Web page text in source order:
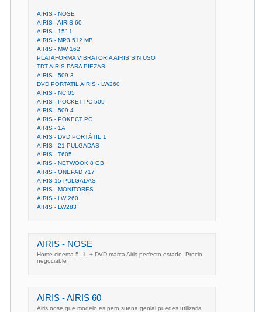
AIRIS - NOSE
AIRIS - AIRIS 60
AIRIS - 15" 1
AIRIS - MP3 512 MB
AIRIS - MW 162
PLATAFORMA VIBRATORIA AIRIS SIN USO
TDT AIRIS PARA PIEZAS.
AIRIS - 509 3
DVD PORTATIL AIRIS - LW260
AIRIS - NC 05
AIRIS - POCKET PC 509
AIRIS - 509 4
AIRIS - POKECT PC
AIRIS - 1A
AIRIS - DVD PORTÁTIL 1
AIRIS - 21 PULGADAS
AIRIS - T605
AIRIS - NETWOOK 8 GB
AIRIS - ONEPAD 717
AIRIS 15 PULGADAS
AIRIS - MONITORES
AIRIS - LW 260
AIRIS - LW283
AIRIS - NOSE
Home cinema 5. 1. + DVD marca Airis perfecto estado. Precio
negociable
AIRIS - AIRIS 60
Airis nose que modelo es pero suena genial puedes utilizarla